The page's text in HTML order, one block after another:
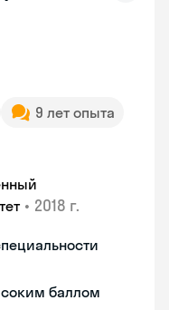
9 лет опыта
• 2018 г.
баллом